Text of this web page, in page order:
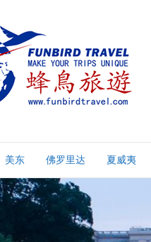
美东 佛罗里达 夏威夷